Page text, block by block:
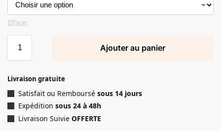
Effacer
Ajouter au panier
Livraison gratuite
Satisfait ou Remboursé sous 14 jours
Expédition sous 24 à 48h
Livraison Suivie OFFERTE